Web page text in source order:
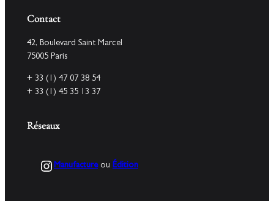
Contact
42, Boulevard Saint Marcel
75005 Paris
+ 33 (1) 47 07 38 54
+ 33 (1) 45 35 13 37
Réseaux
Instagram
Manufactureou Édition